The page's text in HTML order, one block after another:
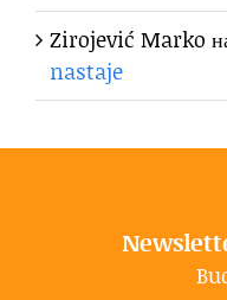
Zirojević Marko
nastaje